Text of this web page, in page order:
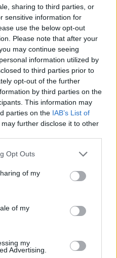
sharing to third parties, or
sensitive information for
use the below opt-out
Please note that after your
may continue seeing
information utilized by
to third parties prior to
opt-out of the further
by third parties on the
This information may
parties on the IAB’s List of
may further disclose it to other
Opt Outs
of my
of my
my
Advertising.